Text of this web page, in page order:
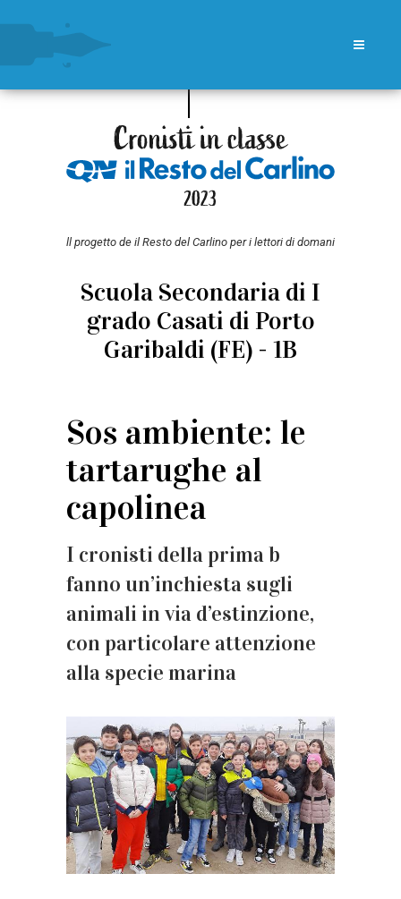
ll progetto de il Resto del Carlino per i lettori di domani
Scuola Secondaria di I
grado Casati di Porto
Garibaldi (FE) - 1B
Sos ambiente: le
tartarughe al
capolinea
I cronisti della prima b
fanno un’inchiesta sugli
animali in via d’estinzione,
con particolare attenzione
alla specie marina